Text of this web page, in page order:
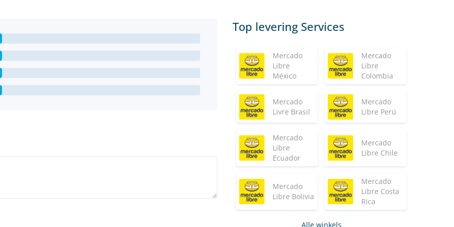
Top levering Services
Mercado
Libre
México
Mercado
Libre
Colombia
Mercado
Livre Brasil
Mercado
Libre Perú
Mercado
Libre
Ecuador
Mercado
Libre Chile
Mercado
Libre Bolivia
Mercado
Libre Costa
Rica
Alle winkels